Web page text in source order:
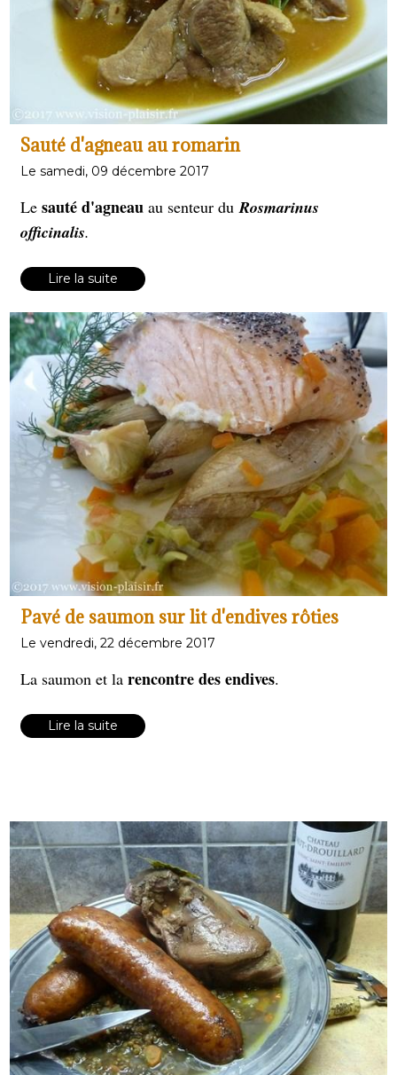
Sauté d'agneau au romarin
Le samedi, 09 décembre 2017
Le sauté d'agneau au senteur duRosmarinus
officinalis.
Lire la suite
Pavé de saumon sur lit d'endives rôties
Le vendredi, 22 décembre 2017
La saumon et la rencontre des endives.
Lire la suite